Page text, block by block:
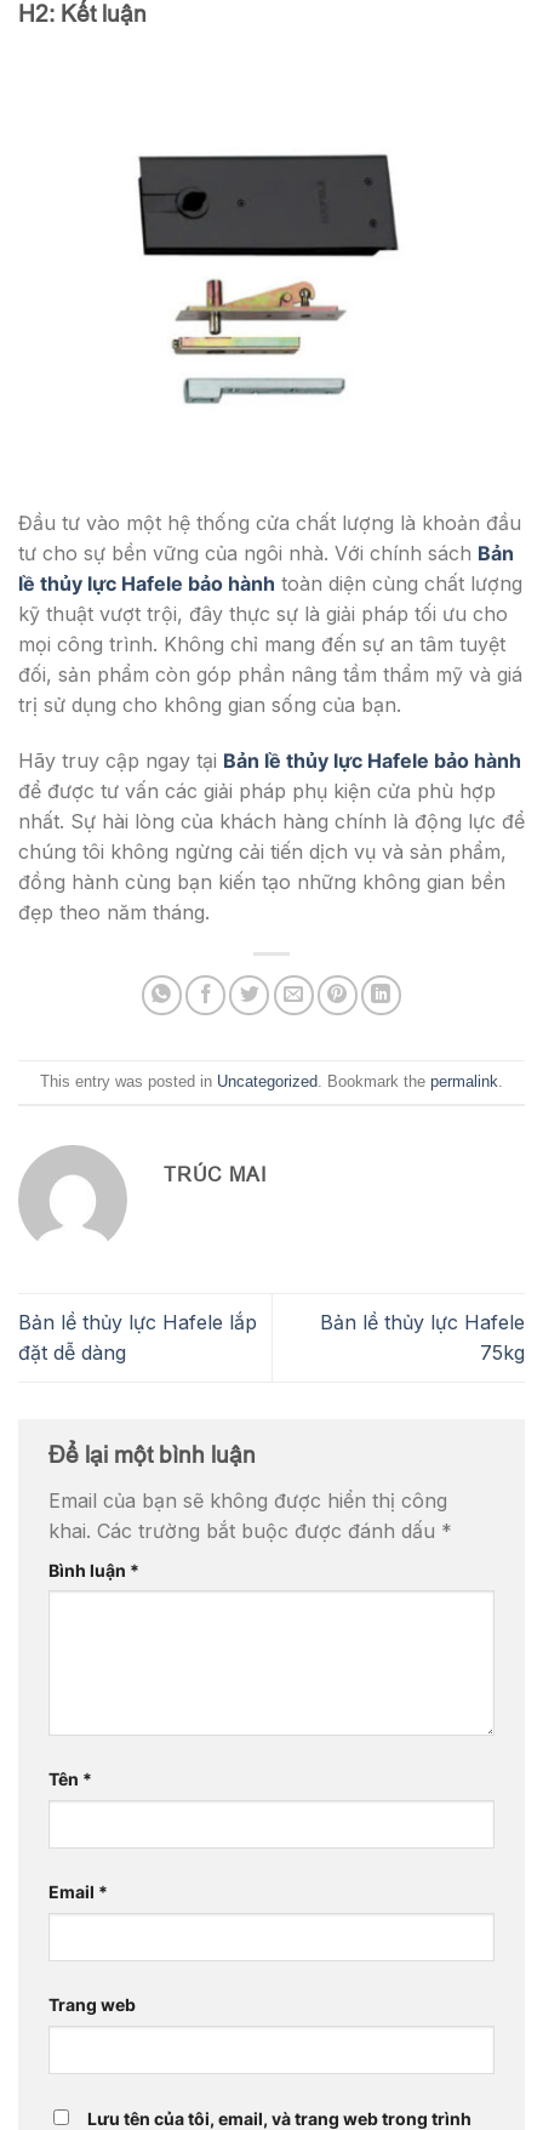
H2: Kết luận
Đầu tư vào một hệ thống cửa chất lượng là khoản đầu
tư cho sự bền vững của ngôi nhà. Với chính sách Bản
lề thủy lực Hafele bảo hành toàn diện cùng chất lượng
kỹ thuật vượt trội, đây thực sự là giải pháp tối ưu cho
mọi công trình. Không chỉ mang đến sự an tâm tuyệt
đối, sản phẩm còn góp phần nâng tầm thẩm mỹ và giá
trị sử dụng cho không gian sống của bạn.
Hãy truy cập ngay tại Bản lề thủy lực Hafele bảo hành
để được tư vấn các giải pháp phụ kiện cửa phù hợp
nhất. Sự hài lòng của khách hàng chính là động lực để
chúng tôi không ngừng cải tiến dịch vụ và sản phẩm,
đồng hành cùng bạn kiến tạo những không gian bền
đẹp theo năm tháng.
This entry was posted in Uncategorized . Bookmark the permalink
TRÚC MAI
Bản lề thủy lực Hafele lắp
đặt dễ dàng
Bản lề thủy lực Hafele
75kg
Để lại một bình luận
Email của bạn sẽ không được hiển thị công
khai. Các trường bắt buộc được đánh dấu *
Bình luận *
Tên *
Email *
Trang web
Lưu tên của tôi, email, và trang web trong trình